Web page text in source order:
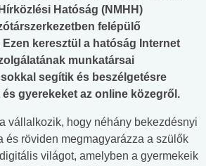
Hatóság (NMHH)
felépülő
keresztül a hatóság Internet
munkatársai
segítik és beszélgetésre
gyerekeket az online közegről.
vállalkozik, hogy néhány bekezdésnyi
és röviden megmagyarázza a szülők
világot, amelyben a gyermekeik